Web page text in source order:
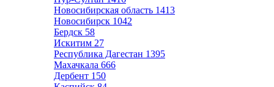
Новосибирская область 1413
Новосибирск 1042
Бердск 58
Искитим 27
Республика Дагестан 1395
Махачкала 666
Дербент 150